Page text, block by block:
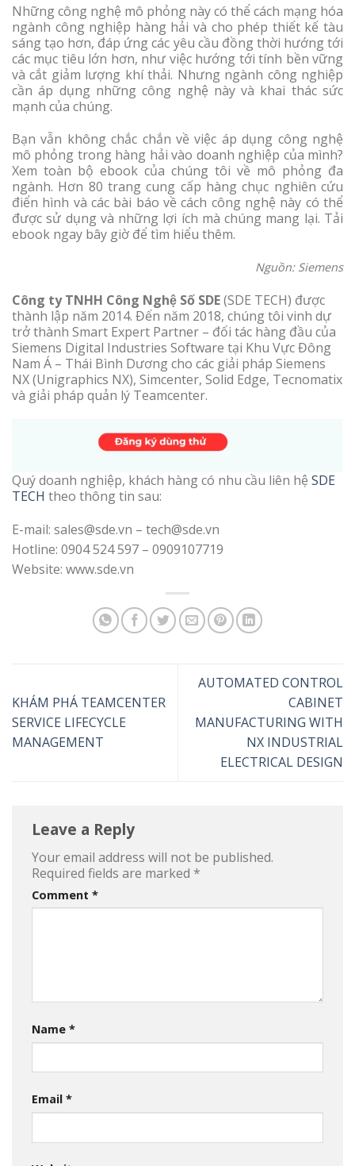
Những công nghệ mô phỏng này có thể cách mạng hóa
ngành công nghiệp hàng hải và cho phép thiết kế tàu
sáng tạo hơn, đáp ứng các yêu cầu đồng thời hướng tới
các mục tiêu lớn hơn, như việc hướng tới tính bền vững
và cắt giảm lượng khí thải. Nhưng ngành công nghiệp
cần áp dụng những công nghệ này và khai thác sức
mạnh của chúng.
Bạn vẫn không chắc chắn về việc áp dụng công nghệ
mô phỏng trong hàng hải vào doanh nghiệp của mình?
Xem toàn bộ ebook của chúng tôi về mô phỏng đa
ngành. Hơn 80 trang cung cấp hàng chục nghiên cứu
điển hình và các bài báo về cách công nghệ này có thể
được sử dụng và những lợi ích mà chúng mang lại. Tải
ebook ngay bây giờ để tìm hiểu thêm.
Nguồn: Siemens
Công ty TNHH Công Nghệ Số SDE(SDE TECH) được
thành lập năm 2014. Đến năm 2018, chúng tôi vinh dự
trở thành Smart Expert Partner – đối tác hàng đầu của
Siemens Digital Industries Software tại Khu Vực Đông
Nam Á – Thái Bình Dương cho các giải pháp Siemens
NX (Unigraphics NX), Simcenter, Solid Edge, Tecnomatix
và giải pháp quản lý Teamcenter.
Quý doanh nghiệp, khách hàng có nhu cầu liên hệ SDE
TECH theo thông tin sau:
E-mail: sales@sde.vn – tech@sde.vn
Hotline: 0904 524 597 – 0909107719
Website: www.sde.vn
KHÁM PHÁ TEAMCENTER
SERVICE LIFECYCLE
MANAGEMENT
AUTOMATED CONTROL
CABINET
MANUFACTURING WITH
NX INDUSTRIAL
ELECTRICAL DESIGN
Leave a Reply
Your email address will not be published.
Required fields are marked *
Comment *
Name *
Email *